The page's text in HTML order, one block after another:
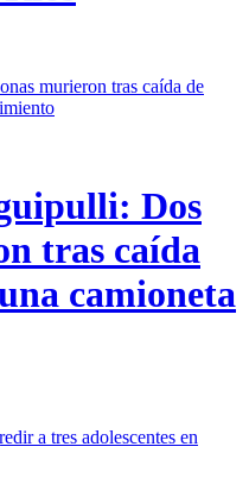
Dos
tras caída
camioneta